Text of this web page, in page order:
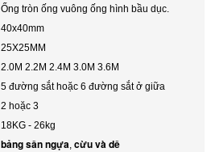
Ống tròn ống vuông ống hình bầu dục.
40x40mm
25X25MM
2.0M 2.2M 2.4M 3.0M 3.6M
5 đường sắt hoặc 6 đường sắt ở giữa
2 hoặc 3
18KG - 26kg
bảng sân ngựa, cừu và dê